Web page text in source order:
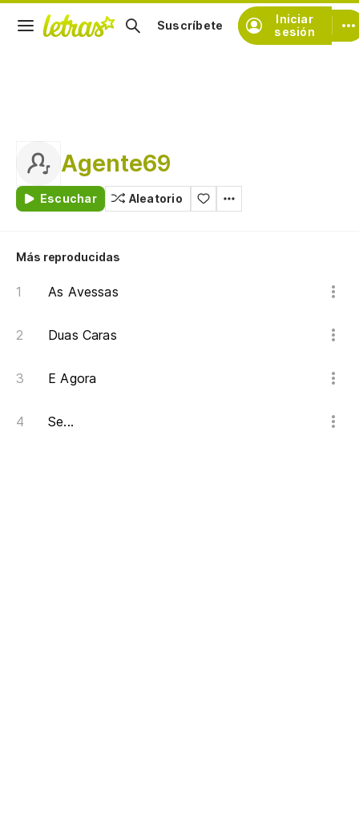
Iniciar
sesión
Suscríbete
Agente69
Escuchar Aleatorio
Más reproducidas
As Avessas
Duas Caras
E Agora
Se...